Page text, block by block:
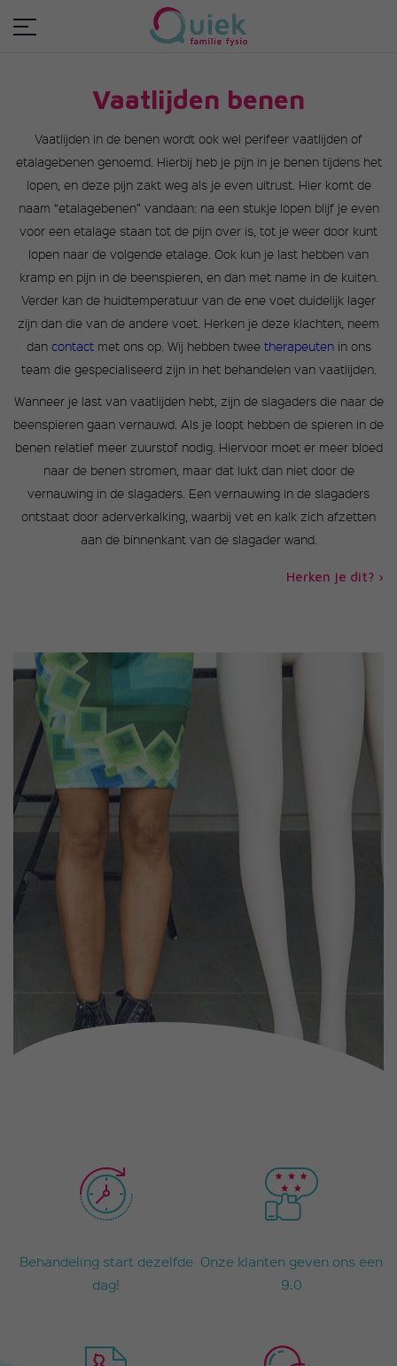
Vaatlijden benen
Vaatlijden in de benen wordt ook wel perifeer vaatlijden of
etalagebenen genoemd. Hierbij heb je pijn in je benen tijdens het
lopen, en deze pijn zakt weg als je even uitrust. Hier komt de
naam “etalagebenen” vandaan: na een stukje lopen blijf je even
voor een etalage staan tot de pijn over is, tot je weer door kunt
lopen naar de volgende etalage. Ook kun je last hebben van
kramp en pijn in de beenspieren, en dan met name in de kuiten.
Verder kan de huidtemperatuur van de ene voet duidelijk lager
zijn dan die van de andere voet. Herken je deze klachten, neem
dan contactmet ons op. Wij hebben twee therapeutenin ons
team die gespecialiseerd zijn in het behandelen van vaatlijden.
Wanneer je last van vaatlijden hebt, zijn de slagaders die naar de
beenspieren gaan vernauwd. Als je loopt hebben de spieren in de
benen relatief meer zuurstof nodig. Hiervoor moet er meer bloed
naar de benen stromen, maar dat lukt dan niet door de
vernauwing in de slagaders. Een vernauwing in de slagaders
ontstaat door aderverkalking, waarbij vet en kalk zich afzetten
aan de binnenkant van de slagader wand.
Herken je dit? ›
Behandeling start dezelfde
dag!
Onze klanten geven ons een
9.0